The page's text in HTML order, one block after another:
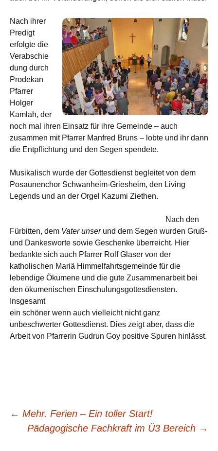
Nach ihrer
Predigt
erfolgte die
Verabschie
dung durch
Prodekan
Pfarrer
Holger
Kamlah, der
noch mal ihren Einsatz für ihre Gemeinde – auch
zusammen mit Pfarrer Manfred Bruns – lobte und ihr dann
die Entpflichtung und den Segen spendete.
Musikalisch wurde der Gottesdienst begleitet von dem
Posaunenchor Schwanheim-Griesheim, den Living
Legends und an der Orgel Kazumi Ziethen.
Nach den
Fürbitten, dem Vater unser und dem Segen wurden Gruß-
und Dankesworte sowie Geschenke überreicht. Hier
bedankte sich auch Pfarrer Rolf Glaser von der
katholischen Mariä Himmelfahrtsgemeinde für die
lebendige Ökumene und die gute Zusammenarbeit bei
den ökumenischen Einschulungsgottesdiensten.
Insgesamt
ein schöner wenn auch vielleicht nicht ganz
unbeschwerter Gottesdienst. Dies zeigt aber, dass die
Arbeit von Pfarrerin Gudrun Goy positive Spuren hinlässt.
Beitragsnavigation
← Mehr. Ferien – Ein toller Start!
Pädagogische Fachkraft im Ü3 Bereich →